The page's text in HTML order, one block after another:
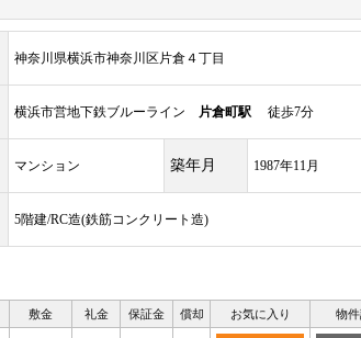
神奈川県横浜市神奈川区片倉４丁目
横浜市営地下鉄ブルーライン 片倉町駅 徒歩7分
マンション 築年月 1987年11月
5階建/RC造(鉄筋コンクリート造)
敷金 礼金 保証金 償却 お気に入り 物